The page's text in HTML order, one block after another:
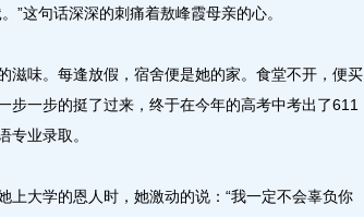
”这句话深深的刺痛着敖峰霞母亲的心。
味。每逢放假，宿舍便是她的家。食堂不开，便买
步一步的挺了过来，终于在今年的高考中考出了611
专业录取。
大学的恩人时，她激动的说：“我一定不会辜负你